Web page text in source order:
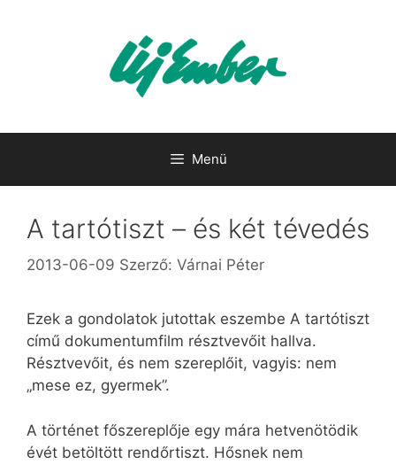
Menü
A tartótiszt – és két tévedés
2013-06-09 Szerző: Várnai Péter
Ezek a gondolatok jutottak eszembe A tartótiszt
című dokumentumfilm résztvevőit hallva.
Résztvevőit, és nem szereplőit, vagyis: nem
„mese ez, gyermek”.
A történet főszereplője egy mára hetvenötödik
évét betöltött rendőrtiszt. Hősnek nem